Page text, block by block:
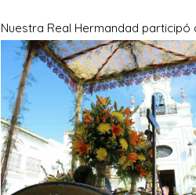
Nuestra Real Hermandad